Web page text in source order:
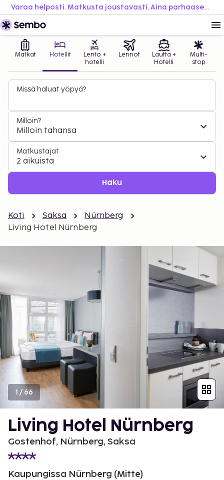
Varaa helposti. Matkusta joustavasti. Aina parhaaseen hintaan.
Matkat Hotellit
Lento +
hotelli
Lennot
Lautta +
Hotelli
Multi-
stop
Missä haluat yöpyä?
Milloin?
Milloin tahansa
Matkustajat
2 aikuista
Haku
Koti Saksa
Nürnberg
Living Hotel Nürnberg
1 /66
Living Hotel Nürnberg
Gostenhof, Nürnberg, Saksa
Kaupungissa Nürnberg (Mitte)